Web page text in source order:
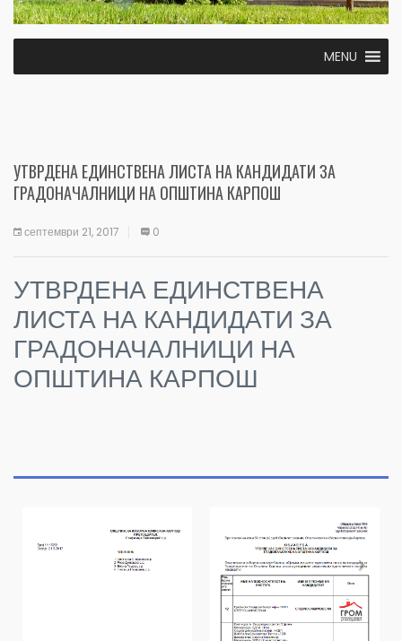
MENU
УТВРДЕНА ЕДИНСТВЕНА ЛИСТА НА КАНДИДАТИ ЗА
ГРАДОНАЧАЛНИЦИ НА ОПШТИНА КАРПОШ
септември 21, 2017 0
УТВРДЕНА ЕДИНСТВЕНА
ЛИСТА НА КАНДИДАТИ ЗА
ГРАДОНАЧАЛНИЦИ НА
ОПШТИНА КАРПОШ